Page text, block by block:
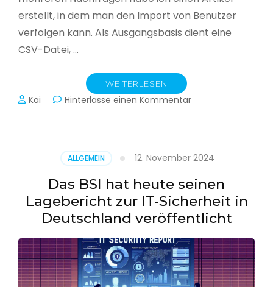
erstellt, in dem man den Import von Benutzer
verfolgen kann. Als Ausgangsbasis dient eine
CSV-Datei, …
WEITERLESEN
Kai Hinterlasse einen Kommentarzu
aus
CSV
erstellen
ALLGEMEIN 12. November 2024
Das BSI hat heute seinen
Lagebericht zur IT-Sicherheit in
Deutschland veröffentlicht